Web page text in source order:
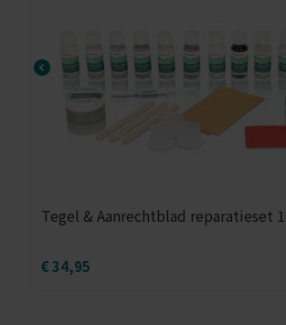
Tegel & Aanrechtblad reparatieset
€34,95